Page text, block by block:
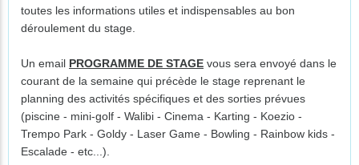
toutes les informations utiles et indispensables au bon
déroulement du stage.
Un email PROGRAMME DE STAGE vous sera envoyé dans le
courant de la semaine qui précède le stage reprenant le
planning des activités spécifiques et des sorties prévues
(piscine - mini-golf - Walibi - Cinema - Karting - Koezio -
Trempo Park - Goldy - Laser Game - Bowling - Rainbow kids -
Escalade - etc...).